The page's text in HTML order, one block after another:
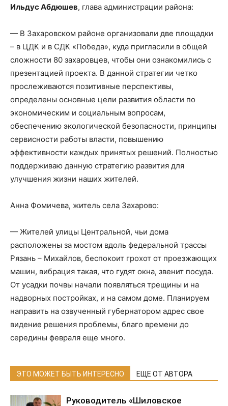
Ильдус Абдюшев, глава администрации района:
— В Захаровском районе организовали две площадки
– в ЦДК и в СДК «Победа», куда пригласили в общей
сложности 80 захаровцев, чтобы они ознакомились с
презентацией проекта. В данной стратегии четко
прослеживаются позитивные перспективы,
определены основные цели развития области по
экономическим и социальным вопросам,
обеспечению экологической безопасности, принципы
сервисности работы власти, повышению
эффективности каждых принятых решений. Полностью
поддерживаю данную стратегию развития для
улучшения жизни наших жителей.
Анна Фомичева, житель села Захарово:
— Жителей улицы Центральной, чьи дома
расположены за мостом вдоль федеральной трассы
Рязань – Михайлов, беспокоит грохот от проезжающих
машин, вибрация такая, что гудят окна, звенит посуда.
От усадки почвы начали появляться трещины и на
надворных постройках, и на самом доме. Планируем
направить на озвученный губернатором адрес свое
видение решения проблемы, благо времени до
середины февраля еще много.
ЭТО МОЖЕТ БЫТЬ ИНТЕРЕСНО ЕЩЕ ОТ АВТОРА
Руководитель «Шиловское